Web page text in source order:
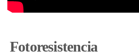
Fotoresistencia